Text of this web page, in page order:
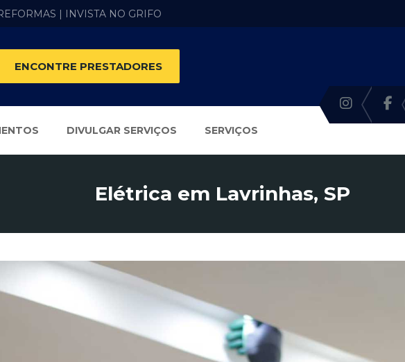
| INVISTA NO GRIFO
ENCONTRE PRESTADORES
DIVULGAR SERVIÇOS SERVIÇOS
Elétrica em Lavrinhas, SP